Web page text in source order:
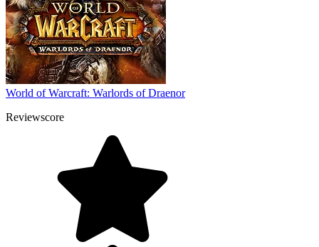
World of Warcraft: Warlords of Draenor
Reviewscore